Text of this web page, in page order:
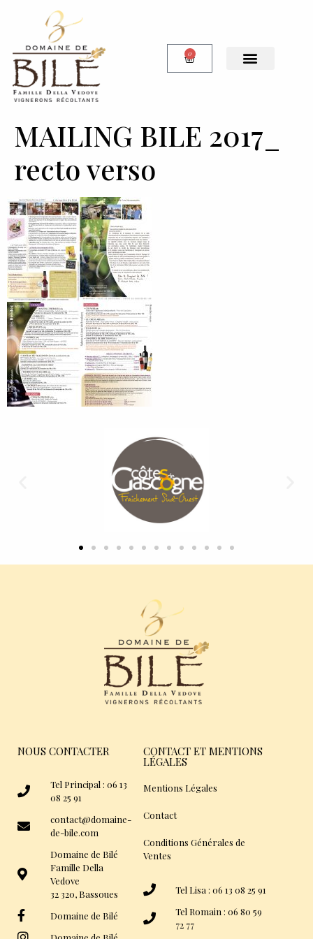
0
MAILING BILE 2017_
recto verso
NOUS CONTACTER
Tel Principal : 06 13
08 25 91
contact@domaine-
de-bile.com
Domaine de Bilé
Famille Della
Vedove
32 320, Bassoues
Domaine de Bilé
CONTACT ET MENTIONS
LÉGALES
Mentions Légales
Contact
Conditions Générales de
Ventes
Tel Lisa : 06 13 08 25 91
Tel Romain : 06 80 59
72 77